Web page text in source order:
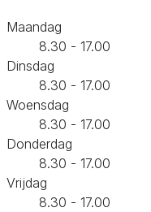
Maandag
8.30 - 17.00
Dinsdag
8.30 - 17.00
Woensdag
8.30 - 17.00
Donderdag
8.30 - 17.00
Vrijdag
8.30 - 17.00